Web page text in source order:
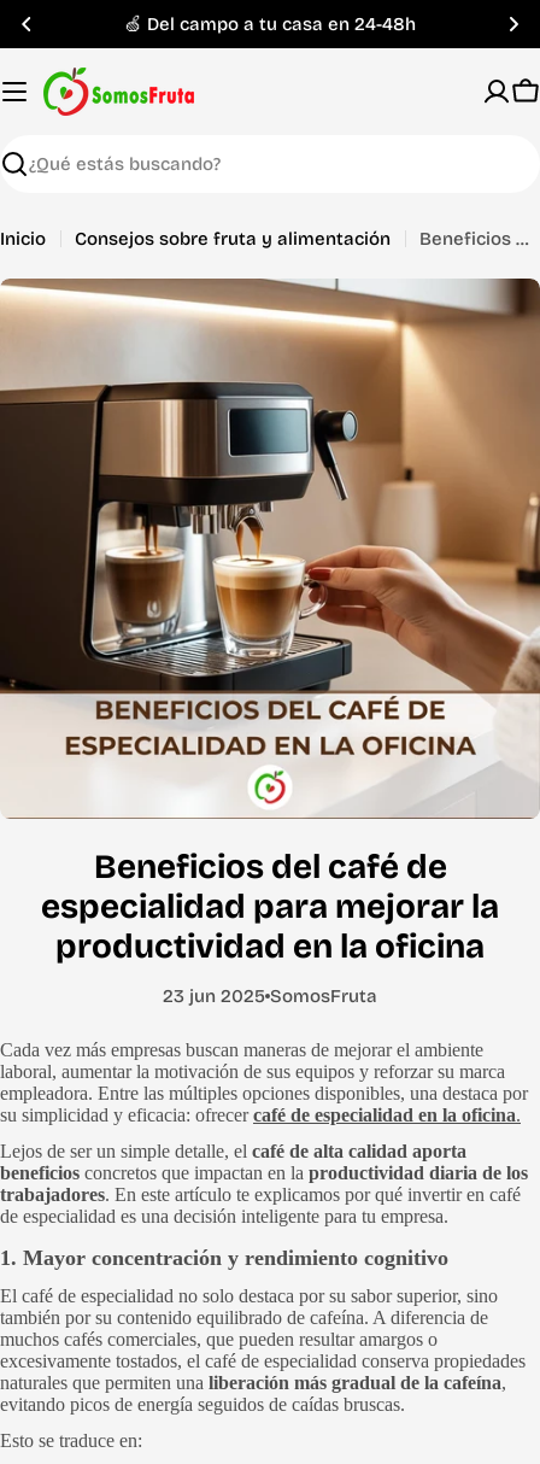
Saltar
contenido
🍏 Del campo a tu casa en 24-48h
Buscar
Inicio Consejos sobre fruta y alimentación Beneficios del café de especialidad para mejorar la productividad en la oficina
Beneficios del café de
especialidad para mejorar la
productividad en la oficina
23 jun 2025 SomosFruta
Cada vez más empresas buscan maneras de mejorar el ambiente
laboral, aumentar la motivación de sus equipos y reforzar su marca
empleadora. Entre las múltiples opciones disponibles, una destaca por
su simplicidad y eficacia: ofrecercafé de especialidad en la oficina.
Lejos de ser un simple detalle, el café de alta calidad aporta
beneficios concretos que impactan en la productividad diaria de los
trabajadores. En este artículo te explicamos por qué invertir en café
de especialidad es una decisión inteligente para tu empresa.
1. Mayor concentración y rendimiento cognitivo
El café de especialidad no solo destaca por su sabor superior, sino
también por su contenido equilibrado de cafeína. A diferencia de
muchos cafés comerciales, que pueden resultar amargos o
excesivamente tostados, el café de especialidad conserva propiedades
naturales que permiten una liberación más gradual de la cafeína,
evitando picos de energía seguidos de caídas bruscas.
Esto se traduce en: